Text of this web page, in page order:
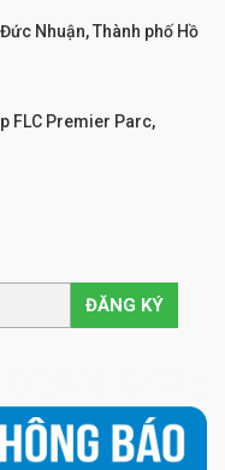
Nhuận, Thành phố Hồ
FLC Premier Parc,